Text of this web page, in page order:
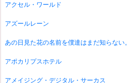
アクセル・ワールド
アズールレーン
あの日見た花の名前を僕達はまだ知らない。
アポカリプスホテル
アメイジング・デジタル・サーカス